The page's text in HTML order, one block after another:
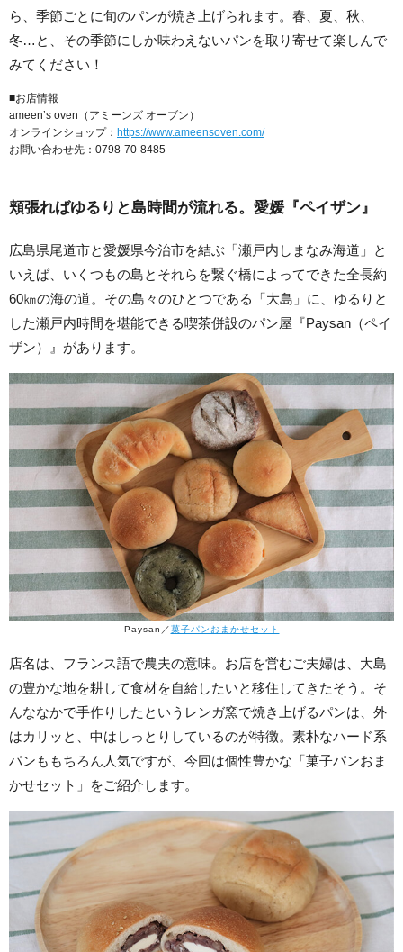
ら、季節ごとに旬のパンが焼き上げられます。春、夏、秋、
冬…と、その季節にしか味わえないパンを取り寄せて楽しんで
みてください！
■お店情報
ameen’s oven（アミーンズ オーブン）
オンラインショップ： https://www.ameensoven.com/
お問い合わせ先：0798-70-8485
頬張ればゆるりと島時間が流れる。愛媛『ペイザン』
広島県尾道市と愛媛県今治市を結ぶ「瀬戸内しまなみ海道」と
いえば、いくつもの島とそれらを繋ぐ橋によってできた全長約
60㎞の海の道。その島々のひとつである「大島」に、ゆるりと
した瀬戸内時間を堪能できる喫茶併設のパン屋『Paysan（ペイ
ザン）』があります。
Paysan／菓子パンおまかせセット
店名は、フランス語で農夫の意味。お店を営むご夫婦は、大島
の豊かな地を耕して食材を自給したいと移住してきたそう。そ
んななかで手作りしたというレンガ窯で焼き上げるパンは、外
はカリッと、中はしっとりしているのが特徴。素朴なハード系
パンももちろん人気ですが、今回は個性豊かな「菓子パンおま
かせセット」をご紹介します。